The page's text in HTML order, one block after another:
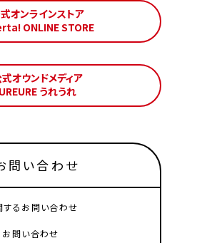
オンラインストア
ONLINE STORE
オウンドメディア
UREURE うれうれ
問い合わせ
るお問い合わせ
問い合わせ